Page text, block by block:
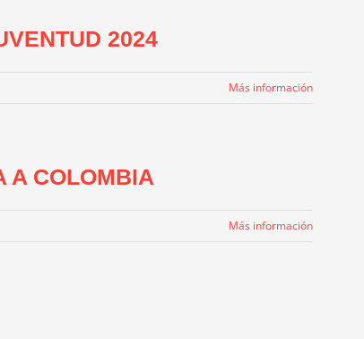
2024
Más información
A COLOMBIA
Más información